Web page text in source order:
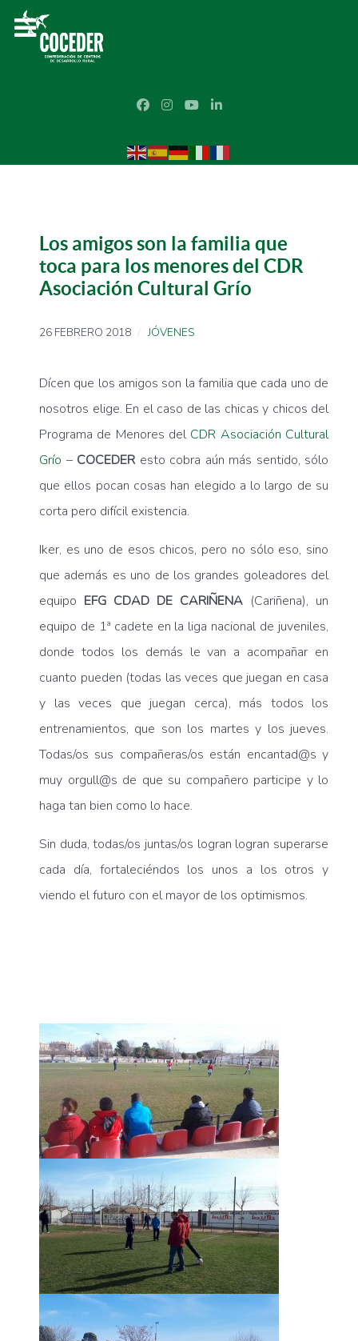
Los amigos son la familia que
toca para los menores del CDR
Asociación Cultural Grío
26 FEBRERO 2018 JÓVENES
Dícen que los amigos son la familia que cada uno de
nosotros elige. En el caso de las chicas y chicos del
Programa de Menores del CDR Asociación Cultural
Grío –COCEDER esto cobra aún más sentido, sólo
que ellos pocan cosas han elegido a lo largo de su
corta pero difícil existencia.
Iker, es uno de esos chicos, pero no sólo eso, sino
que además es uno de los grandes goleadores del
equipo EFG CDAD DE CARIÑENA (Cariñena), un
equipo de 1ª cadete en la liga nacional de juveniles,
donde todos los demás le van a acompañar en
cuanto pueden (todas las veces que juegan en casa
y las veces que juegan cerca), más todos los
entrenamientos, que son los martes y los jueves.
Todas/os sus compañeras/os están encantad@s y
muy orgull@s de que su compañero participe y lo
haga tan bien como lo hace.
Sin duda, todas/os juntas/os logran logran superarse
cada día, fortaleciéndos los unos a los otros y
viendo el futuro con el mayor de los optimismos.